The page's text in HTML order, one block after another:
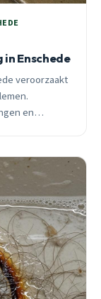
Enschede
veroorzaakt
en